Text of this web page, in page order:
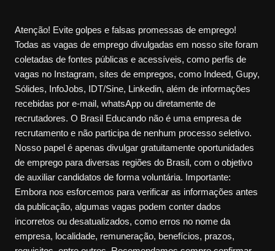
Atenção! Evite golpes e falsas promessas de emprego!
Todas as vagas de emprego divulgadas em nosso site foram
coletadas de fontes públicas e acessíveis, como perfis de
vagas no Instagram, sites de empregos, como Indeed, Gupy,
Sólides, InfoJobs, IDT/Sine, Linkedin, além de informações
recebidas por e-mail, whatsApp ou diretamente de
recrutadores. O Brasil Educando não é uma empresa de
recrutamento e não participa de nenhum processo seletivo.
Nosso papel é apenas divulgar gratuitamente oportunidades
de emprego para diversas regiões do Brasil, com o objetivo
de auxiliar candidatos de forma voluntária. Importante:
Embora nos esforcemos para verificar as informações antes
da publicação, algumas vagas podem conter dados
incorretos ou desatualizados, como erros no nome da
empresa, localidade, remuneração, benefícios, prazos,